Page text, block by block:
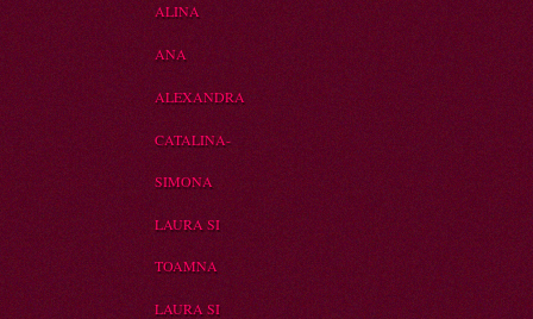
ALINA
ANA
ALEXANDRA
CATALINA-
SIMONA
LAURA SI
TOAMNA
LAURA SI